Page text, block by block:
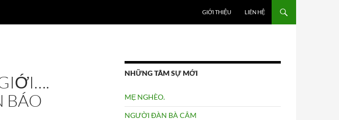
GIỚI THIỆU LIÊN HỆ
BÁO
NHỮNG TÂM SỰ MỚI
MẸ NGHÈO.
NGƯỜI ĐÀN BÀ CÂM